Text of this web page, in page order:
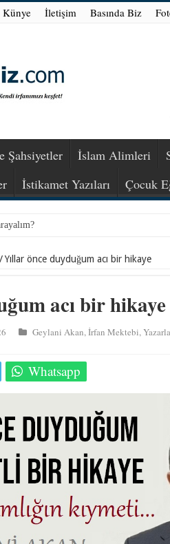
Künye İletişim Basında Biz
Şahsiyetler İslam Alimleri
İstikamet Yazıları Çocuk
/ Yıllar önce duyduğum acı bir hikaye
acı bir hikaye
Geylani Akan,İrfan Mektebi,
Whatsapp